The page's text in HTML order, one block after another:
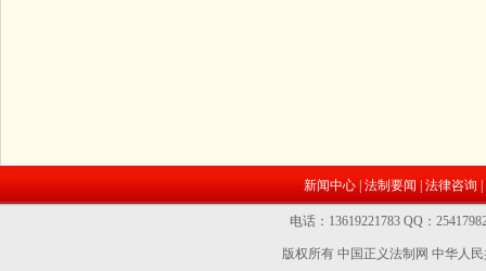
新闻中心 法制要闻 法律咨询
电话：13619221783 QQ：
版权所有 中国正义法制网中华人